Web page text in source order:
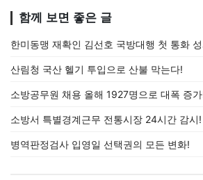
함께 보면 좋은 글
한미동맹 재확인 김선호 국방대행 첫 통화
산림청 국산 헬기 투입으로 산불 막는다!
소방공무원 채용 올해 1927명으로 대폭 증
소방서 특별경계근무 전통시장 24시간 감시!
병역판정검사 입영일 선택권의 모든 변화!